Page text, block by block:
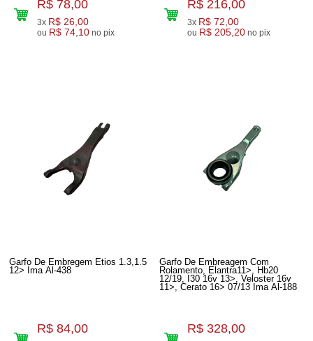
R$ 78,00
3x R$ 26,00
ou R$ 74,10 no pix
R$ 216,00
3x R$ 72,00
ou R$ 205,20 no pix
Garfo De Embregem Etios 1.3,1.5
12> Ima Al-438
R$ 84,00
Garfo De Embreagem Com
Rolamento, Elantra11>, Hb20
12/19, I30 16v 13>, Veloster 16v
11>, Cerato 16> 07/13 Ima Al-188
R$ 328,00